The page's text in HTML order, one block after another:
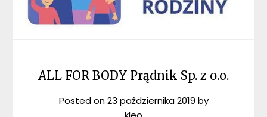
ALL FOR BODY Prądnik Sp. z o.o.
Posted on23 października 2019 by